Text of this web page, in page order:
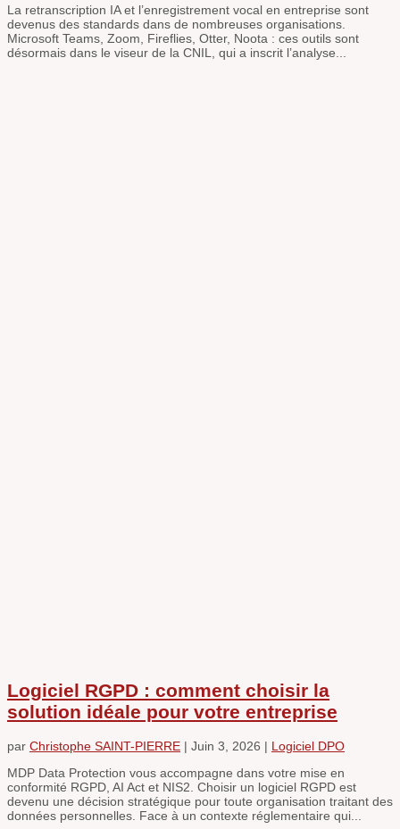
La retranscription IA et l’enregistrement vocal en entreprise sont
devenus des standards dans de nombreuses organisations.
Microsoft Teams, Zoom, Fireflies, Otter, Noota : ces outils sont
désormais dans le viseur de la CNIL, qui a inscrit l’analyse...
Logiciel RGPD : comment choisir la
solution idéale pour votre entreprise
par Christophe SAINT-PIERRE | Juin 3, 2026 | Logiciel DPO
MDP Data Protection vous accompagne dans votre mise en
conformité RGPD, AI Act et NIS2. Choisir un logiciel RGPD est
devenu une décision stratégique pour toute organisation traitant des
données personnelles. Face à un contexte réglementaire qui...